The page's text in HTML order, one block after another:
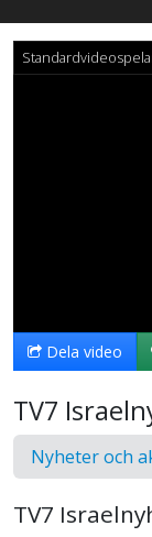
Dela video
TV7
Nyheter och
TV7